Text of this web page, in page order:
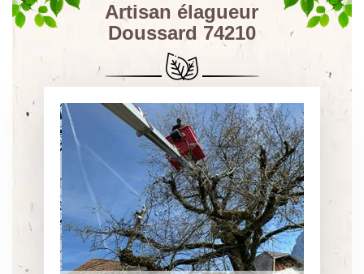
Artisan élagueur
Doussard 74210